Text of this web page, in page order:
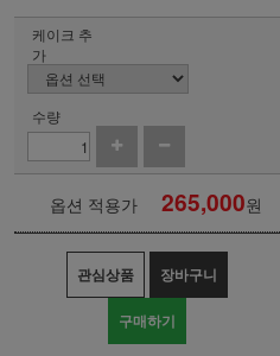
케이크 추
가
수량
옵션 적용가 265,000원
관심상품 장바구니
구매하기